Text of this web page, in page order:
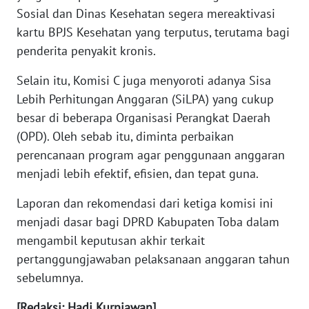
Sosial dan Dinas Kesehatan segera mereaktivasi
kartu BPJS Kesehatan yang terputus, terutama bagi
penderita penyakit kronis.
Selain itu, Komisi C juga menyoroti adanya Sisa
Lebih Perhitungan Anggaran (SiLPA) yang cukup
besar di beberapa Organisasi Perangkat Daerah
(OPD). Oleh sebab itu, diminta perbaikan
perencanaan program agar penggunaan anggaran
menjadi lebih efektif, efisien, dan tepat guna.
Laporan dan rekomendasi dari ketiga komisi ini
menjadi dasar bagi DPRD Kabupaten Toba dalam
mengambil keputusan akhir terkait
pertanggungjawaban pelaksanaan anggaran tahun
sebelumnya.
WN
KALBAR
WN
WN
KALTARA
WN
KALSEL
WN
KALTIM
WN
SULSEL